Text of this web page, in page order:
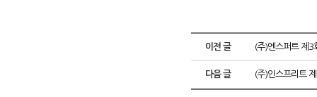
이전 글 (주)엔스퍼트 제3
다음 글 (주)인스프리트